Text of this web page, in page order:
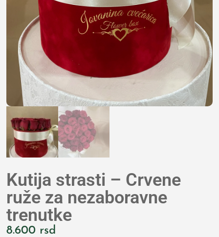
Kutija strasti – Crvene
ruže za nezaboravne
trenutke
8.600 rsd